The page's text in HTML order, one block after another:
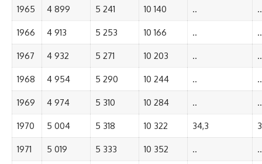
1965 4 899 5 241 10 140 .. ..
1966 4 913 5 253 10 166 .. ..
1967 4 932 5 271 10 203 .. ..
1968 4 954 5 290 10 244 .. ..
1969 4 974 5 310 10 284 .. ..
1970 5 004 5 318 10 322 34,3
1971 5 019 5 333 10 352 .. ..